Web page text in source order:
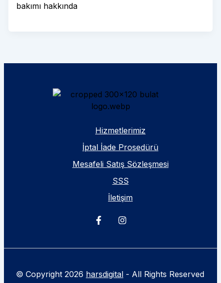
bakımı hakkında
Hizmetlerimiz
İptal İade Prosedürü
Mesafeli Satış Sözleşmesi
SSS
İletişim
© Copyright 2026 harsdigital - All Rights Reserved